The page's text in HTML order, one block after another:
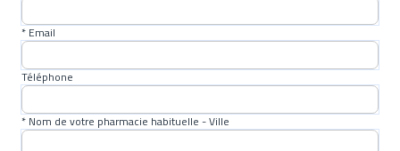
* Email
Téléphone
* Nom de votre pharmacie habituelle - Ville